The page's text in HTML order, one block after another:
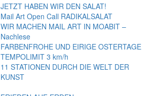
JETZT HABEN WIR DEN SALAT!
Mail Art Open Call RADIKALSALAT
WIR MACHEN MAIL ART IN MOABIT –
Nachlese
FARBENFROHE UND EIRIGE OSTERTAGE
TEMPOLIMIT 3 km/h
11 STATIONEN DURCH DIE WELT DER
KUNST